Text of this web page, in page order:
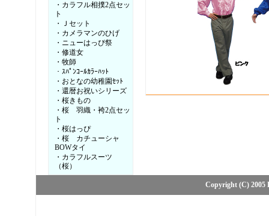
・カラフル相撲2点セッ
ト
・Ｊセット
・カメラマンのひげ
・ニューはっぴ祭
・修道女
・牧師
・ｽﾊﾟﾝｺｰﾙｶﾗｰﾊｯﾄ
・おとなの幼稚園ｾｯﾄ
・還暦お祝いシリーズ
・桜きもの
・桜 羽織・袴2点セッ
ト
・桜はっぴ
・桜 カチューシャ
BOWタイ
・カラフルスーツ
（桜）
Copyright (C) 2005